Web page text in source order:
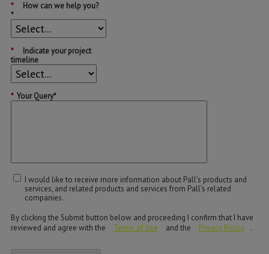
*
How can we help you?
*
*
Indicate your project
timeline
* Your Query*
I would like to receive more information about Pall’s products and
services, and related products and services from Pall’s related
companies.
By clicking the Submit button below and proceeding I confirm that I have
reviewed and agree with the
Terms of Use and the Privacy Policy .